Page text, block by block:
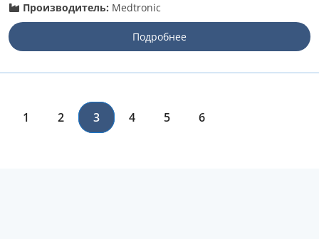
Производитель: Medtronic
Подробнее
1 2 3 4 5 6